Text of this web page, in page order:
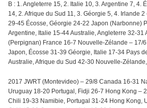
B : 1. Angleterre 15, 2. Italie 10, 3. Argentine 7, 4.
14, 2. Afrique du Sud 11, 3. Géorgie 5, 4. Irlande
29-45 Écosse, Géorgie 24-22 Japon (Narbonne)
Argentine, Italie 15-44 Australie, Angleterre 32-31
(Perpignan) France 16-7 Nouvelle-Zélande – 17/
Japon, Écosse 31-39 Géorgie, Italie 17-34 Pays
Australie, Afrique du Sud 42-30 Nouvelle-
2017 JWRT (Montevideo) – 29/8 Canada 16-31
Uruguay 18-20 Portugal, Fidji 26-7 Hong Kong –
Chili 19-33 Namibie, Portugal 31-24 Hong Kong,